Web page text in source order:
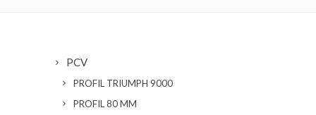
PCV
PROFIL TRIUMPH 9000
PROFIL 80 MM